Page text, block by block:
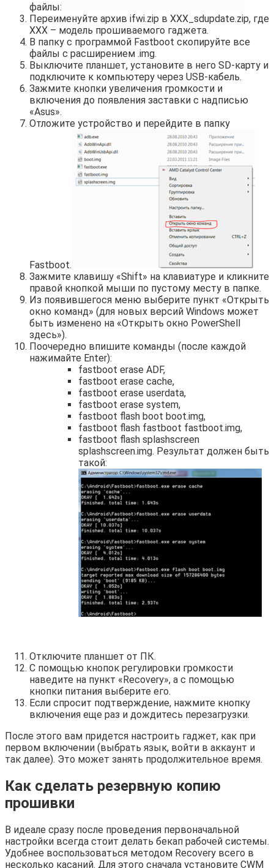
файлы:
Переименуйте архив ifwi.zip в ХХХ_sdupdate.zip, где
ХХХ – модель прошиваемого гаджета.
В папку с программой Fastboot скопируйте все
файлы с расширением .img.
Выключите планшет, установите в него SD-карту и
подключите к компьютеру через USB-кабель.
Зажмите кнопки увеличения громкости и
включения до появления заставки с надписью
«Asus».
Отложите устройство и перейдите в папку
Fastboot.
Зажмите клавишу «Shift» на клавиатуре и кликните
правой кнопкой мыши по пустому месту в папке.
Из появившегося меню выберите пункт «Открыть
окно команд» (для новых версий Windows может
быть изменено на «Открыть окно PowerShell
здесь»).
Поочередно впишите команды (после каждой
нажимайте Enter):
fastboot erase ADF,
fastboot erase cache,
fastboot erase userdata,
fastboot erase system,
fastboot flash boot boot.img,
fastboot flash fastboot fastboot.img,
fastboot flash splashscreen
splashscreen.img. Результат должен быть
такой:
Отключите планшет от ПК.
С помощью кнопок регулировки громкости
наведите на пункт «Recovery», а с помощью
кнопки питания выберите его.
Если спросит подтверждение, нажмите кнопку
включения еще раз и дождитесь перезагрузки.
После этого вам придется настроить гаджет, как при
первом включении (выбрать язык, войти в аккаунт и
так далее). Это может занять продолжительное время.
Как сделать резервную копию
прошивки
В идеале сразу после проведения первоначальной
настройки всегда стоит делать бекап рабочей системы.
Удобнее воспользоваться методом Recovery всего в
несколько касаний. Для этого сначала установите CWM